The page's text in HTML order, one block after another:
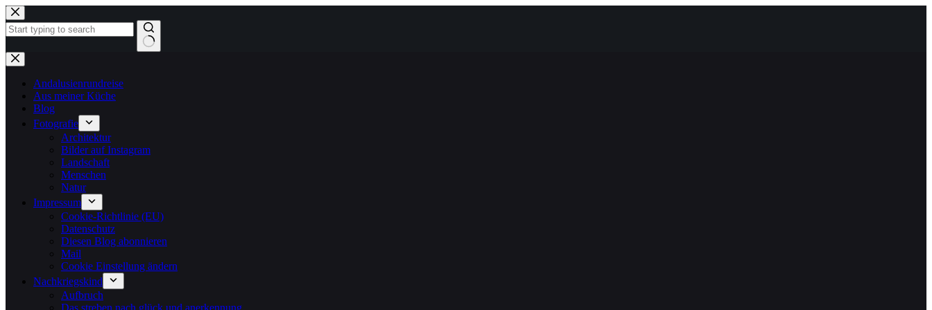
Zum
Inhalt
springen
Keine
Ergebnisse
Andalusienrundreise
Aus meiner Küche
Blog
Fotografie
Architektur
Bilder auf Instagram
Landschaft
Menschen
Natur
Impressum
Cookie-Richtlinie (EU)
Datenschutz
Diesen Blog abonnieren
Mail
Cookie Einstellung ändern
Nachkriegskind
Aufbruch
Das streben nach glück und anerkennung